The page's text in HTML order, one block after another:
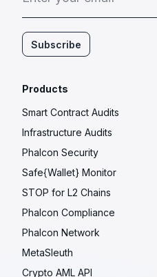
Subscribe
Products
Smart Contract Audits
Infrastructure Audits
Phalcon Security
Safe{Wallet} Monitor
STOP for L2 Chains
Phalcon Compliance
Phalcon Network
MetaSleuth
Crypto AML API